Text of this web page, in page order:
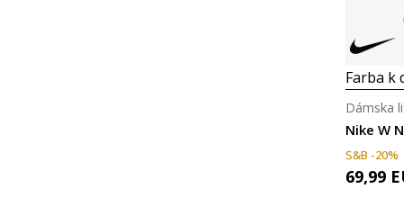
Farba k
Nike W
Dámska
S&B -20%
69,99